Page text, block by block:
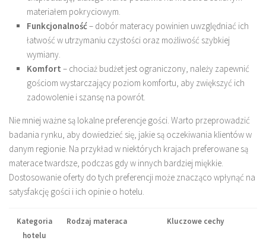
materiałem pokryciowym.
Funkcjonalność– dobór materacy powinien uwzględniać ich
łatwość w utrzymaniu czystości oraz możliwość szybkiej
wymiany.
Komfort – chociaż budżet jest ograniczony, należy zapewnić
gościom wystarczający poziom komfortu, aby zwiększyć ich
zadowolenie i szansę na powrót.
Nie mniej ważne są lokalne preferencje gości. Warto przeprowadzić
badania rynku, aby dowiedzieć się, jakie są oczekiwania klientów w
danym regionie. Na przykład w niektórych krajach preferowane są
materace twardsze, podczas gdy w innych bardziej miękkie.
Dostosowanie oferty do tych preferencji może znacząco wpłynąć na
satysfakcję gości i ich opinie o hotelu.
Kategoria
hotelu
Rodzaj materaca Kluczowe cechy